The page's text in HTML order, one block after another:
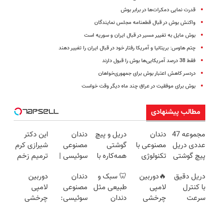
قدرت نمایی دمکرات‌ها در برابر بوش
واکنش بوش در قبال قطعنامه مجلس نمایندگان
بوش مایل به تغییر مسیر در قبال ایران و سوریه است
چتم هاوس: بریتانیا و آمریکا رفتار خود در قبال ایران را تغییر دهند
فقط 38 درصد آمریکایی‌ها بوش را قبول دارند
دردسر کاهش اعتبار بوش برای جمهوری‌خواهان
بوش برای موفقیت در عراق چند ماه دیگر وقت خواست
مطالب پیشنهادی
مجموعه 47
عددی دریل
پیچ گوشتی
(تخفیف به
مدت
محدود)
دندان
مصنوعی با
تکنولوژی
سوئیسی
🇨🇭
دریل و پیچ
گوشتی
همه‌کاره با
هوشمند ⚙️
(نصف
قیمت بازار
دندان
مصنوعی
سوئیسی |
مقاوم،
طبیعی!
ویزیت
این دکتر
شیرازی کرم
ترمیم زخم
ساخت!!!
دریل دقیق
با کنترل
سرعت
🔥دوربین
لامپی
چرخشی
🦷 سبک و
طبیعی مثل
دندان
دندان
مصنوعی
سوئیسی:
دوربین
لامپی
چرخشی